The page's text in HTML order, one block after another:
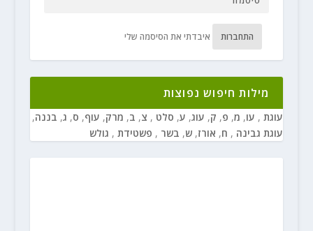
התחברות איבדתי את הסיסמה שלי
מילות חיפוש נפוצות
עוגת , עו, מ, פ, ק, עוג, ע, סלט , צ, ב, מרק, עוף, ס, ג, בננה,
עוגת גבינה , ח, אורז, ש, בשר , פשטידת , גולש